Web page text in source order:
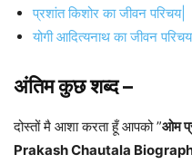
प्रशांत किशोर का जीवन परिचय|
योगी आदित्यनाथ का जीवन
अंतिम कुछ शब्द –
दोस्तों मै आशा करता हूँ आपको ”ओम
Prakash Chautala